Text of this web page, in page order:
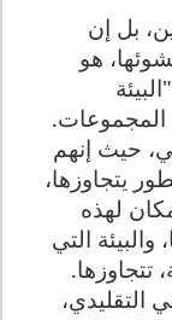
بل إن
هو
المجموعات.
حيث إنهم
يتجاوزها،
لهذه
والبيئة التي
تتجاوزها.
التقليدي،